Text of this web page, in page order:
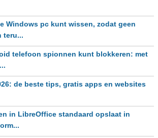
Windows pc kunt wissen, zodat geen
teru...
telefoon spionnen kunt blokkeren: met
de beste tips, gratis apps en websites
in LibreOffice standaard opslaat in